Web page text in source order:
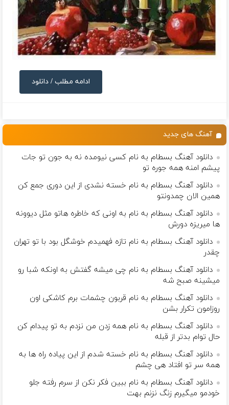
ادامه مطلب / دانلود
آهنگ های جدید
دانلود آهنگ بسطام به نام کسی نیومده نه به جون تو جات
پیشم امنه همه جوره تو
دانلود آهنگ بسطام به نام خسته نشدی از این دوری جمع کن
همین الان چمدونتو
دانلود آهنگ بسطام به نام به اونی که خاطره هاتو مثل دیوونه
ها میریزه دورش
دانلود آهنگ بسطام به نام تازه فهمیدم خوشگل بود با تو تهران
چقدر
دانلود آهنگ بسطام به نام چی میشه گفتش به اونکه شبا رو
میشینه صبح شه
دانلود آهنگ بسطام به نام قربون چشمات برم کاشکی اون
روزامون تکرار بشن
دانلود آهنگ بسطام به نام همه زدن من نزدم به تو پیدام کن
حال توام بدتر از قبله
دانلود آهنگ بسطام به نام خسته شدم از این پیاده راه ها به
همه سر تو افتاد هی چشم
دانلود آهنگ بسطام به نام ببین فکر نکن از سرم رفته جلو
خودمو میگیرم زنگ نزنم بهت